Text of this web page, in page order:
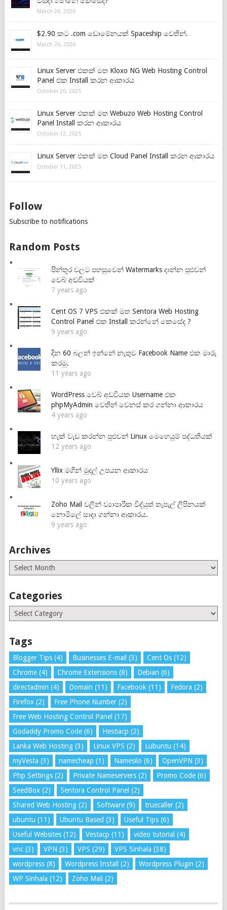
March 26, 2026
$2.90 කට .com ඩොමේනයක් Spaceship වෙතින්.
March 26, 2026
Linux Server එකක් මත Kloxo NG Web Hosting Control
Panel එක Install කරන ආකාරය
October 20, 2025
Linux Server එකක් මත Webuzo Web Hosting Control
Panel Install කරන ආකාරය
October 12, 2025
Linux Server එකක් මත Cloud Panel Install කරන ආකාරය
October 11, 2025
Follow
Subscribe to notifications
Random Posts
පින්තූර වලට පහසුවෙන් Watermarks දාන්න පුළුවන්
වෙබ් අඩවියක්
7 years ago
Cent OS 7 VPS එකක් මත Sentora Web Hosting
Control Panel එක Install කරන්නේ කෙසේද ?
9 years ago
දින 60 බලන් ඉන්නේ නැතුව Facebook Name එක මාරු
කරමු.
11 years ago
WordPress වෙබ් අඩවියක Username එක
phpMyAdmin වෙතින් වෙනස් කර ගන්නා ආකාරය
4 years ago
හැක් වැඩ කරන්න පුළුවන් Linux මෙහෙයුම් පද්ධතියක්
12 years ago
Yllix මගින් මුදල් උපයන ආකාරය
10 years ago
Zoho Mail වලින් ව්‍යාපාරික විද්යුත් තැපැල් ලිපිනයක්
නොමිලේ සාදා ගන්නා ආකාරය.
9 years ago
Archives
Archives
Categories
Categories
Tags
Blogger Tips(4) Businesses E-mail (3) Cent Os(12)
Chrome(4) Chrome Extensions(8) Debian (6)
directadmin (4) Domain (11) Facebook (11) Fedora (2)
Firefox(2) Free Phone Number(2)
Free Web Hosting Control Panel (17)
Godaddy Promo Code(6) Hestiacp (2)
Lanka Web Hosting(3) Linux VPS (2) Lubuntu (14)
myVesta (3) namecheap (1) Namesilo (6) OpenVPN (3)
Php Settings(2) Private Nameservers(2) Promo Code(6)
SeedBox(2) Sentora Control Panel (2)
Shared Web Hosting(2) Software(9) truecaller(2)
ubuntu (11) Ubuntu Based (3) Useful Tips(6)
Useful Websites(12) Vestacp (11) video tutorial (4)
vnc(3) VPN (3) VPS (29) VPS Sinhala (38)
wordpress(8) Wordpress Install (2) Wordpress Plugin (2)
WP Sinhala (12) Zoho Mail (2)